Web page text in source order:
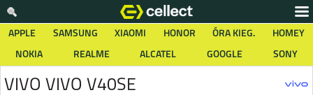
APPLE SAMSUNG XIAOMI HONOR ÓRA KIEG.
HOMEY
NOKIA
REALME ALCATEL GOOGLE SONY
VIVO VIVO V40SE